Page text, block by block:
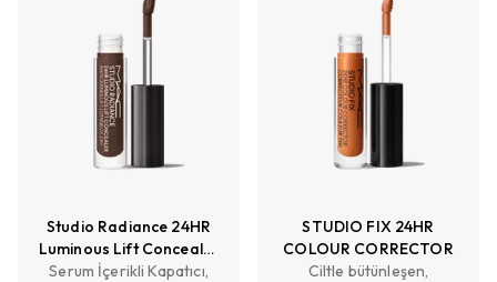
Studio Radiance 24HR
Luminous Lift Concealer
/ Mini M·A·C
Serum İçerikli Kapatıcı,
STUDIO FIX 24HR
COLOUR CORRECTOR
Ciltle bütünleşen,